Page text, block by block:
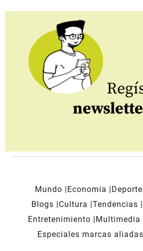
Mundo Economía
Blogs
Cultura Tendencias
Entretenimiento
Multimedia
Especiales marcas aliadas